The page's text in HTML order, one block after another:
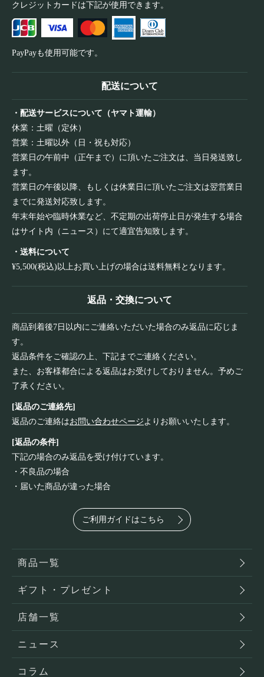
クレジットカードは下記が使用できます。
PayPayも使用可能です。
配送について
・配送サービスについて（ヤマト運輸）
休業：土曜（定休）
営業：土曜以外（日・祝も対応）
営業日の午前中（正午まで）に頂いたご注文は、当日発送致し
ます。
営業日の午後以降、もしくは休業日に頂いたご注文は翌営業日
までに発送対応致します。
年末年始や臨時休業など、不定期の出荷停止日が発生する場合
はサイト内（ニュース）にて適宜告知致します。
・送料について
¥5,500(税込)以上お買い上げの場合は送料無料となります。
返品・交換について
商品到着後7日以内にご連絡いただいた場合のみ返品に応じま
す。
返品条件をご確認の上、下記までご連絡ください。
また、お客様都合による返品はお受けしておりません。予めご
了承ください。
[返品のご連絡先]
返品のご連絡はお問い合わせページよりお願いいたします。
[返品の条件]
下記の場合のみ返品を受け付けています。
・不良品の場合
・届いた商品が違った場合
ご利用ガイドはこちら
商品一覧
ギフト・プレゼント
店舗一覧
ニュース
コラム